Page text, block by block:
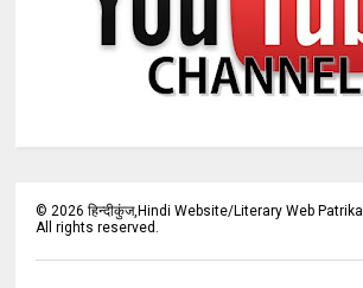
©2026 हिन्दीकुंज,Hindi Website/Literary Web Patrika
All rights reserved.